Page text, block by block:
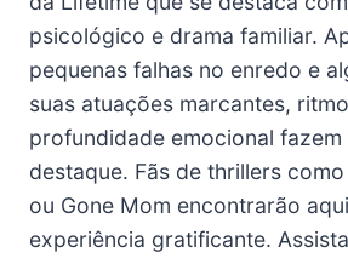
psicológico e drama familiar.
pequenas falhas no enredo e
suas atuações marcantes,
profundidade emocional fazem
destaque. Fãs de thrillers
ou Gone Mom encontrarão
experiência gratificante.